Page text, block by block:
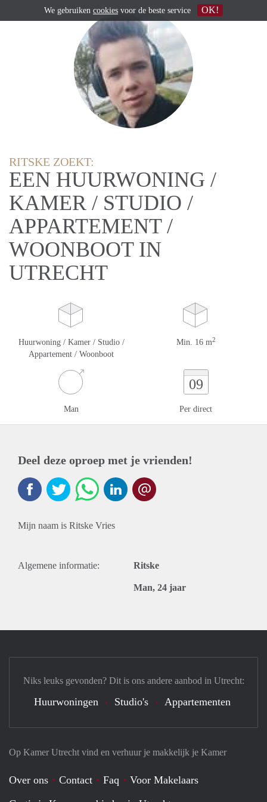
RITSKE ZOEKT:
EEN HUURWONING /
KAMER / STUDIO /
APPARTEMENT /
WOONBOOT IN
UTRECHT
Huurwoning / Kamer / Studio /
Appartement / Woonboot
Min. 16 m2
Man
09
Per direct
Deel deze oproep met je vrienden!
Mijn naam is Ritske Vries
Algemene informatie: Ritske
Man, 24 jaar
Op Kamer Utrecht vind en verhuur je makkelijk je Kamer
Over ons Contact Faq
Voor Makelaars
Niks leuks gevonden? Dit is ons andere aanbod in Utrecht:
Huurwoningen Studio's Appartementen
We gebruiken cookies voor de beste service OK!